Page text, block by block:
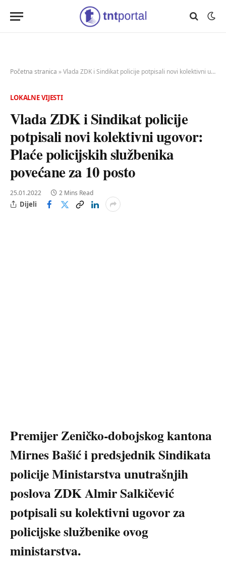
Početna stranica »Vlada ZDK i Sindikat policije potpisali novi kolektivni ugovor: Plaće policijskih službenika povećane za 10 posto
LOKALNE VIJESTI
Vlada ZDK i Sindikat policije
potpisali novi kolektivni ugovor:
Plaće policijskih službenika
povećane za 10 posto
25.01.2022 2 Mins Read
Dijeli
Premijer Zeničko-dobojskog kantona
Mirnes Bašić i predsjednik Sindikata
policije Ministarstva unutrašnjih
poslova ZDK Almir Salkičević
potpisali su kolektivni ugovor za
policijske službenike ovog
ministarstva.